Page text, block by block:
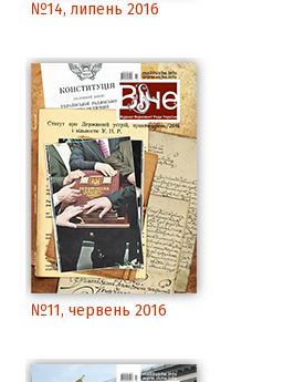
№14, липень 2016
№11, червень 2016